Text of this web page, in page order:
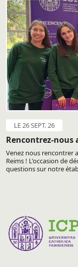
LE 26 SEPT. 26
Rencontrez-nous
Venez nous rencontrer
Reims ! L'occasion de
questions sur notre